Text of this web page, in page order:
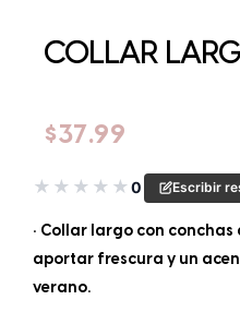
COLLAR
$37.99
★ ★ ★ ★ ★0 Escribir
• Collar largo con
aportar frescura y un
verano.